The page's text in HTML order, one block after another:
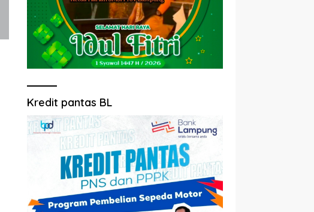
Kredit pantas BL